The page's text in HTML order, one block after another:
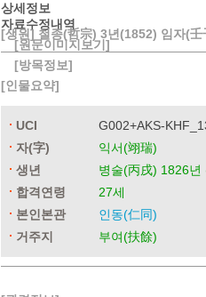
상세정보
자료수정내역
[원문이미지보기]
[방목정보]
[생원] 철종(哲宗) 3년(1852) 임자(
[인물요약]
UCI
G002+AKS-
자(字)
익서(翊瑞)
생년
병술(丙戌) 1826년
합격연령
27세
본인본관
인동(仁同)
거주지
부여(扶餘)